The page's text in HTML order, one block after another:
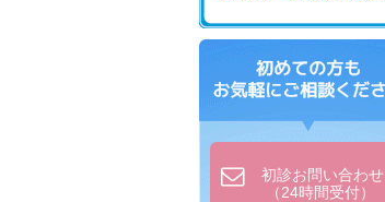
初診お問い合わせ
（24時間受付）